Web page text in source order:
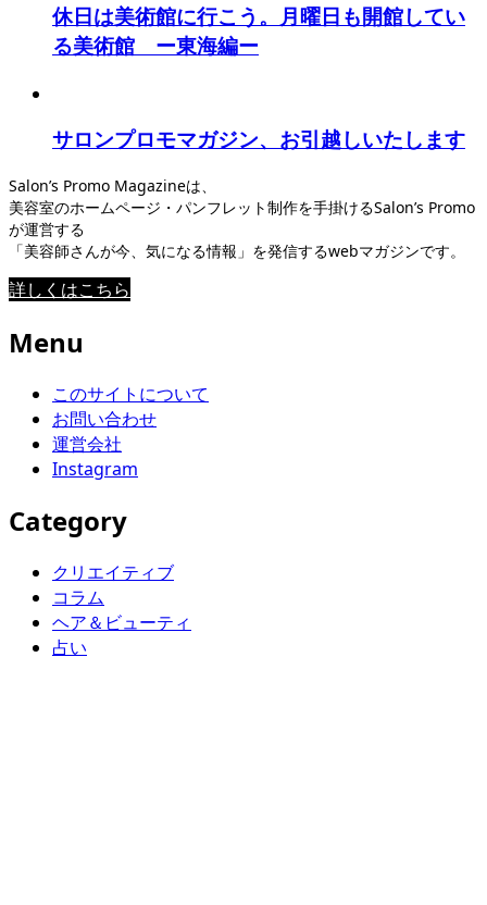
休日は美術館に行こう。月曜日も開館してい
る美術館 ー東海編ー
サロンプロモマガジン、お引越しいたします
Salon’s Promo Magazineは、
美容室のホームページ・パンフレット制作を手掛けるSalon’s Promo
が運営する
「美容師さんが今、気になる情報」を発信するwebマガジンです。
詳しくはこちら
Menu
このサイトについて
お問い合わせ
運営会社
Instagram
Category
クリエイティブ
コラム
ヘア＆ビューティ
占い